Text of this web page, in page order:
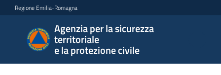
Vai al contenuto
Vai alla navigazione
Vai al footer
Regione Emilia-Romagna
Agenzia per la sicurezza
territoriale
e la protezione civile
Agenzia
per la
sicurezza